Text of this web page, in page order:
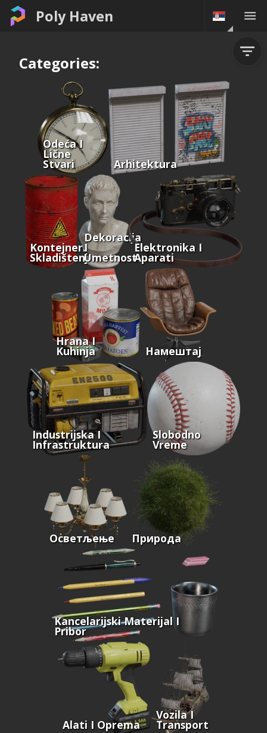
Poly Haven
Categories:
Odeća I
Lične
Stvari Arhitektura
Kontejneri I
Skladištenje
Dekoracija
I
Umetnost
Elektronika I
Aparati
Hrana I
Kuhinja Намештај
Industrijska I
Infrastruktura
Slobodno
Vreme
Осветљење Природа
Kancelarijski Materijal I
Pribor
Alati I Oprema
Vozila I
Transport